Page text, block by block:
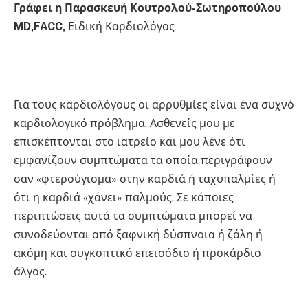
Γράφει η Παρασκευή Κουτρολού-Σωτηροπούλου
MD,FACC, Ειδική Καρδιολόγος
Για τους καρδιολόγους οι αρρυθμίες είναι ένα συχνό
καρδιολογικό πρόβλημα. Ασθενείς μου με
επισκέπτονται στο ιατρείο και μου λένε ότι
εμφανίζουν συμπτώματα τα οποία περιγράφουν
σαν «φτερούγισμα» στην καρδιά ή ταχυπαλμίες ή
ότι η καρδιά «χάνει» παλμούς. Σε κάποιες
περιπτώσεις αυτά τα συμπτώματα μπορεί να
συνοδεύονται από ξαφνική δύσπνοια ή ζάλη ή
ακόμη και συγκοπτικό επεισόδιο ή προκάρδιο
άλγος.